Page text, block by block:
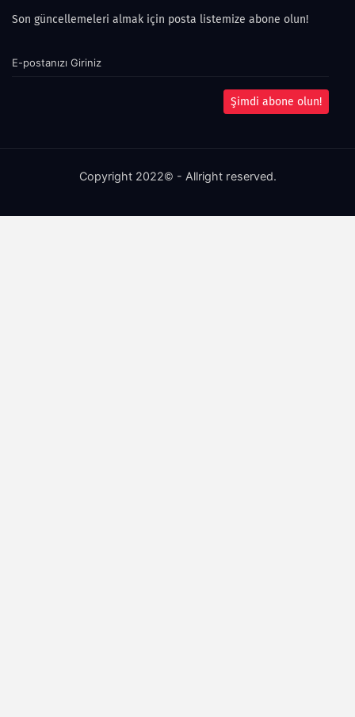
Son güncellemeleri almak için posta listemize abone olun!
Şimdi abone olun!
Copyright 2022© - Allright reserved.